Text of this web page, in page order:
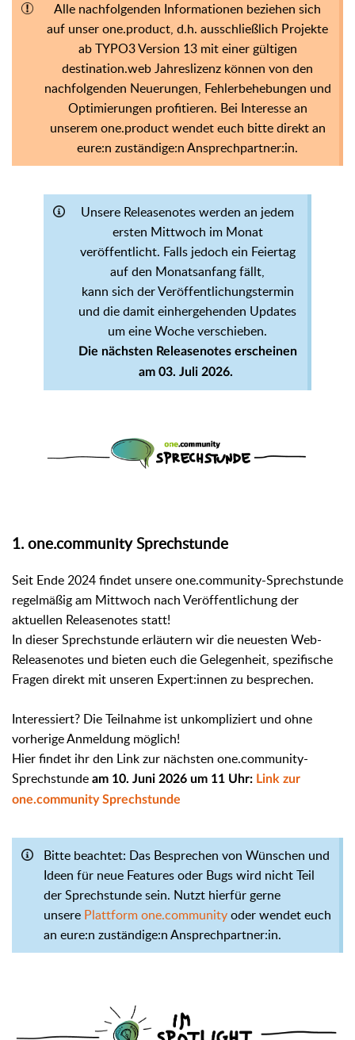
Alle nachfolgenden Informationen beziehen sich
auf unser one.product, d.h. ausschließlich Projekte
ab TYPO3 Version 13 mit einer gültigen
destination.web Jahreslizenz können von den
nachfolgenden Neuerungen, Fehlerbehebungen und
Optimierungen profitieren. Bei Interesse an
unserem one.product wendet euch bitte direkt an
eure:n zuständige:n Ansprechpartner:in.
Unsere Releasenotes werden an jedem
ersten Mittwoch im Monat
veröffentlicht. Falls jedoch ein Feiertag
auf den Monatsanfang fällt,
kann sich der Veröffentlichungstermin
und die damit einhergehenden Updates
um eine Woche verschieben.
Die nächsten Releasenotes erscheinen
am 03. Juli 2026.
1. one.community Sprechstunde
Seit Ende 2024 findet unsere one.community-Sprechstunde
regelmäßig am Mittwoch nach Veröffentlichung der
aktuellen Releasenotes statt!
In dieser Sprechstunde erläutern wir die neuesten Web-
Releasenotes und bieten euch die Gelegenheit, spezifische
Fragen direkt mit unseren Expert:innen zu besprechen.
Interessiert? Die Teilnahme ist unkompliziert und ohne
vorherige Anmeldung möglich!
Hier findet ihr den Link zur nächsten one.community-
Sprechstunde am 10. Juni 2026 um 11 Uhr: Link zur
one.community Sprechstunde
Bitte beachtet: Das Besprechen von Wünschen und
Ideen für neue Features oder Bugs wird nicht Teil
der Sprechstunde sein. Nutzt hierfür gerne
unsere Plattform one.communityoder wendet euch
an eure:n zuständige:n Ansprechpartner:in.